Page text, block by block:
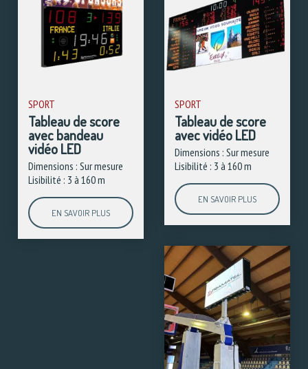
SPORT
Tableau de score
avec bandeau
vidéo LED
Dimensions : Sur mesure
Lisibilité : 3 à 160 m
EN SAVOIR PLUS
SPORT
Tableau de score
avec vidéo LED
Dimensions : Sur mesure
Lisibilité : 3 à 160 m
EN SAVOIR PLUS